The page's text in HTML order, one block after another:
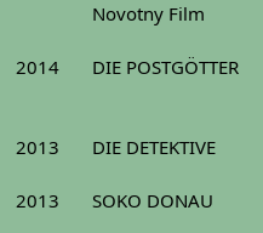
Novotny Film
2014 DIE POSTGÖTTER
2013 DIE DETEKTIVE
2013 SOKO DONAU